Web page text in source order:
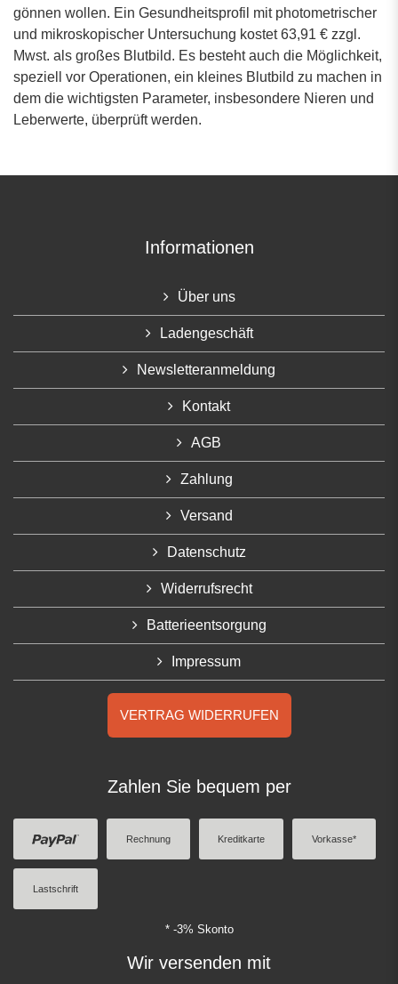
gönnen wollen. Ein Gesundheitsprofil mit photometrischer
und mikroskopischer Untersuchung kostet 63,91 € zzgl.
Mwst. als großes Blutbild. Es besteht auch die Möglichkeit,
speziell vor Operationen, ein kleines Blutbild zu machen in
dem die wichtigsten Parameter, insbesondere Nieren und
Leberwerte, überprüft werden.
Informationen
Über uns
Ladengeschäft
Newsletteranmeldung
Kontakt
AGB
Zahlung
Versand
Datenschutz
Widerrufsrecht
Batterieentsorgung
Impressum
VERTRAG WIDERRUFEN
Zahlen Sie bequem per
Rechnung Kreditkarte Vorkasse*
Lastschrift
* -3% Skonto
Wir versenden mit